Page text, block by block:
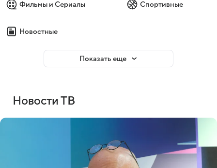
Фильмы и Сериалы Спортивные
Новостные
Показать еще
Новости ТВ